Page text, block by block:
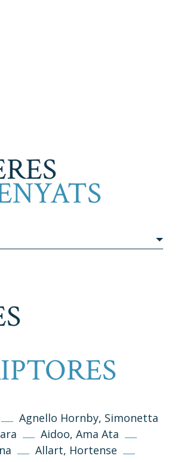
Agnello Hornby, Simonetta
Aidoo, Ama Ata
Allart, Hortense